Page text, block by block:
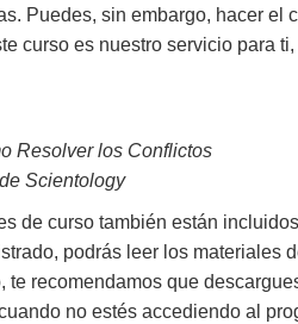
Puedes, sin embargo, hacer el
curso es nuestro servicio para
Resolver los Conflictos
Scientology
de curso también están
podrás leer los materiales
te recomendamos que
no estés accediendo al